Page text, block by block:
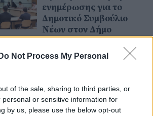
Do Not Process My Personal
of the sale, sharing to third parties, or
personal or sensitive information for
by us, please use the below opt-out
ενημέρωσης για το
Δημοτικό Συμβούλιο
Νέων στον Δήμο
Πέλλας